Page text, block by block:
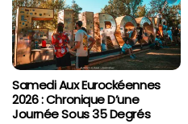
Samedi Aux Eurockéennes
2026 : Chronique D’une
Journée Sous 35 Degrés